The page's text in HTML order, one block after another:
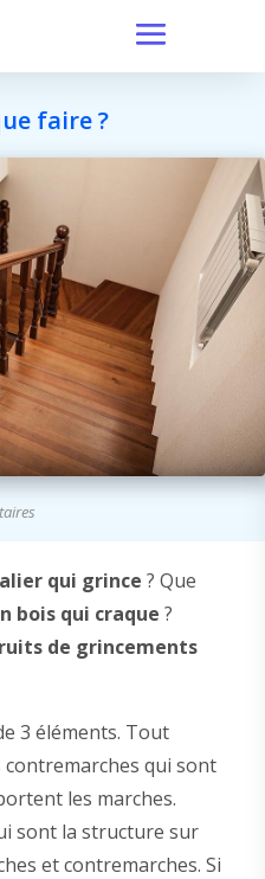
faire ?
qui grince ? Que
bois qui craque ?
de grincements
3 éléments. Tout
contremarches qui sont
les marches.
sont la structure sur
et contremarches. Si